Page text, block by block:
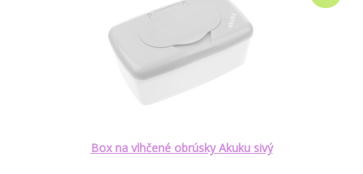
Box na vlhčené obrúsky Akuku sivý